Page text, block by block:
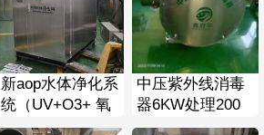
新aop水体净化系
统（UV+O3+ 氧
化）鑫冠宇厂家
中压紫外线消毒
器6KW处理200
吨泳池循环水带